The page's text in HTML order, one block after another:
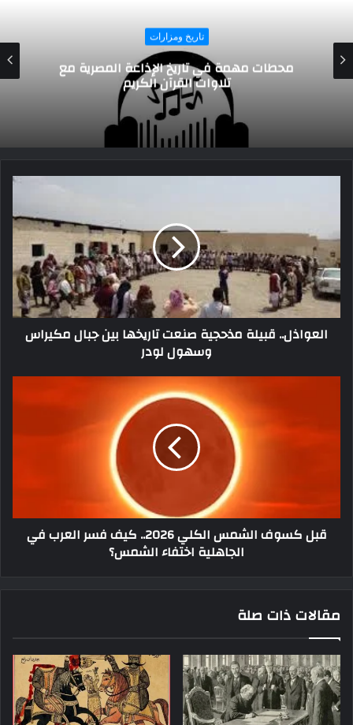
الرجل الذي أنقذ سمعة مصر ” الكونستابل
عبد الله
العواذل.. قبيلة مذحجية صنعت تاريخها بين جبال مكيراس
وسهول لودر
قبل كسوف الشمس الكلي 2026.. كيف فسر العرب في
الجاهلية اختفاء الشمس؟
مقالات ذات صلة